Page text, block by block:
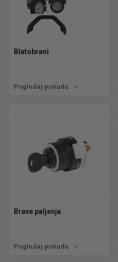
Blatobrani
Pogledaj ponudu
Brave paljenja
Pogledaj ponudu